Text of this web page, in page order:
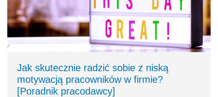
Jak skutecznie radzić sobie z niską
motywacją pracowników w firmie?
[Poradnik pracodawcy]